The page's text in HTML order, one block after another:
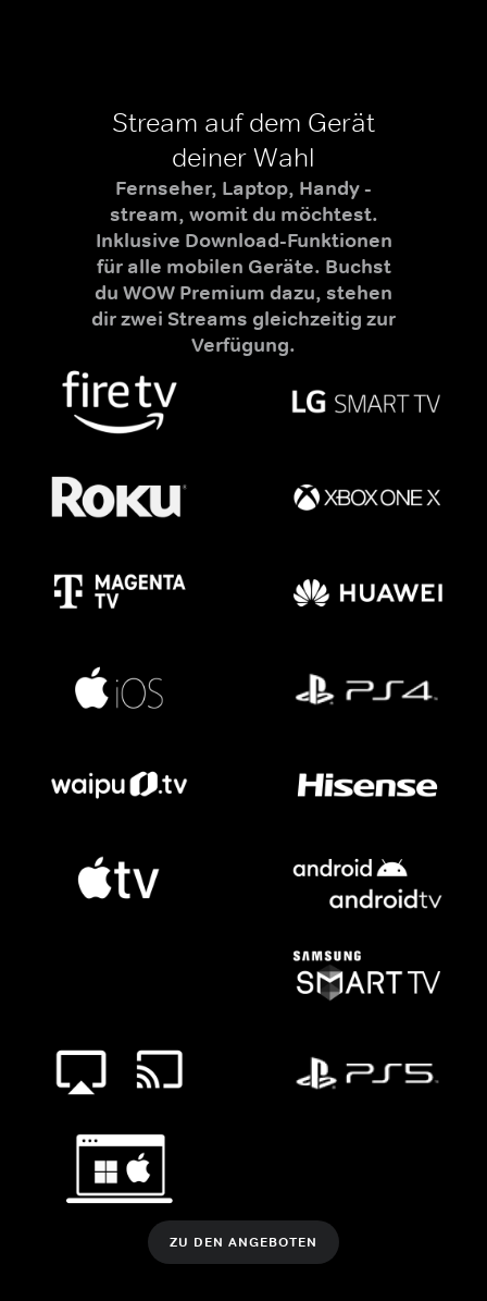
Stream auf dem Gerät
deiner Wahl
Fernseher, Laptop, Handy -
stream, womit du möchtest.
Inklusive Download-Funktionen
für alle mobilen Geräte. Buchst
du WOW Premium dazu, stehen
dir zwei Streams gleichzeitig zur
Verfügung.
ZU DEN ANGEBOTEN